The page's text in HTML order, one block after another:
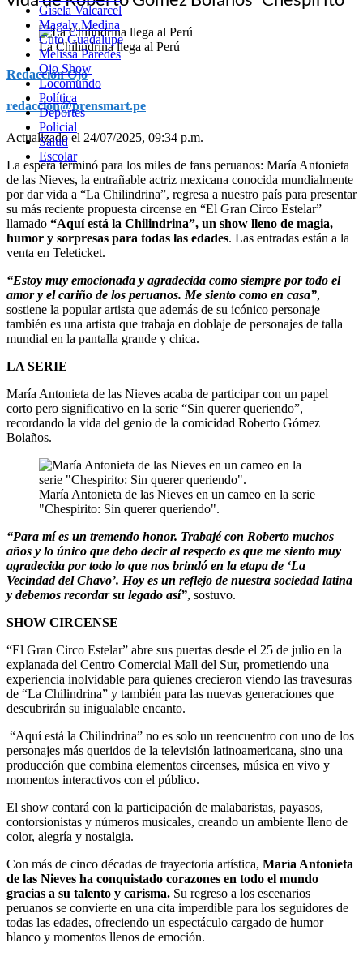
Gisela Valcarcel
Magaly Medina
Cuto Guadalupe
Melissa Paredes
Ojo Show
Locomundo
Política
Deportes
Policial
Salud
Escolar
La Chilindrina llega al Perú
Redacción Ojo
redaccion@prensmart.pe
Actualizado el 24/07/2025, 09:34 p.m.
La espera terminó para los miles de fans peruanos: María Antonieta
de las Nieves, la entrañable actriz mexicana conocida mundialmente
por dar vida a “La Chilindrina”, regresa a nuestro país para presentar
su más reciente propuesta circense en “El Gran Circo Estelar”
llamado “Aquí está la Chilindrina”, un show lleno de magia,
humor y sorpresas para todas las edades. Las entradas están a la
venta en Teleticket.
“Estoy muy emocionada y agradecida como siempre por todo el
amor y el cariño de los peruanos. Me siento como en casa”,
sostiene la popular artista que además de su icónico personaje
también es una artista que trabaja en doblaje de personajes de talla
mundial en la pantalla grande y chica.
LA SERIE
María Antonieta de las Nieves acaba de participar con un papel
corto pero significativo en la serie “Sin querer queriendo”,
recordando la vida del genio de la comicidad Roberto Gómez
Bolaños.
María Antonieta de las Nieves en un cameo en la serie
"Chespirito: Sin querer queriendo".
“Para mí es un tremendo honor. Trabajé con Roberto muchos
años y lo único que debo decir al respecto es que me siento muy
agradecida por todo lo que nos brindó en la etapa de ‘La
Vecindad del Chavo’. Hoy es un reflejo de nuestra sociedad latina
y debemos recordar su legado así”, sostuvo.
SHOW CIRCENSE
“El Gran Circo Estelar” abre sus puertas desde el 25 de julio en la
explanada del Centro Comercial Mall del Sur, prometiendo una
experiencia inolvidable para quienes crecieron viendo las travesuras
de “La Chilindrina” y también para las nuevas generaciones que
descubrirán su inigualable encanto.
“Aquí está la Chilindrina” no es solo un reencuentro con uno de los
personajes más queridos de la televisión latinoamericana, sino una
producción que combina elementos circenses, música en vivo y
momentos interactivos con el público.
El show contará con la participación de malabaristas, payasos,
contorsionistas y números musicales, creando un ambiente lleno de
color, alegría y nostalgia.
Con más de cinco décadas de trayectoria artística, María Antonieta
de las Nieves ha conquistado corazones en todo el mundo
gracias a su talento y carisma. Su regreso a los escenarios
peruanos se convierte en una cita imperdible para los seguidores de
todas las edades, ofreciendo un espectáculo cargado de humor
blanco y momentos llenos de emoción.